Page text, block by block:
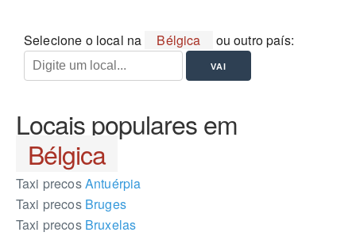
Selecione o local na Bélgica ou outro país:
Locais populares em
Bélgica
Taxi precosAntuérpia
Taxi precos Bruges
Taxi precos Bruxelas